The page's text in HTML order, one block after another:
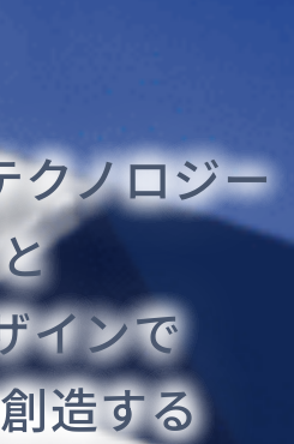
クノロジー
と
インで
造する